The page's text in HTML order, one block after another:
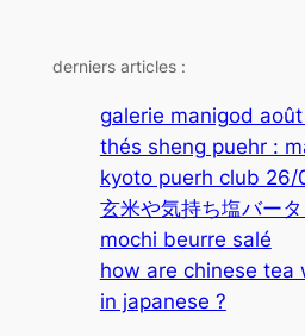
derniers articles :
galerie manigod
thés sheng puehr :
kyoto puerh club
玄米や気持ち塩バー
mochi beurre salé
how are chinese tea
in japanese ?